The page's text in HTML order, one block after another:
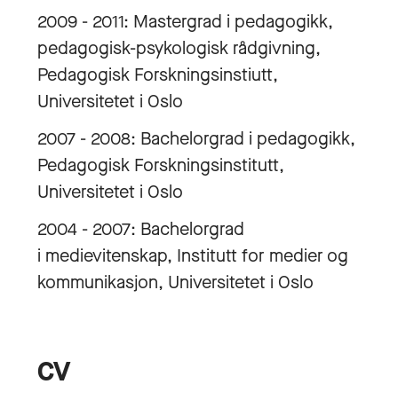
2009 - 2011: Mastergrad i pedagogikk,
pedagogisk-psykologisk rådgivning,
Pedagogisk Forskningsinstiutt,
Universitetet i Oslo
2007 - 2008: Bachelorgrad i pedagogikk,
Pedagogisk Forskningsinstitutt,
Universitetet i Oslo
2004 - 2007: Bachelorgrad
i medievitenskap, Institutt for medier og
kommunikasjon, Universitetet i Oslo
CV